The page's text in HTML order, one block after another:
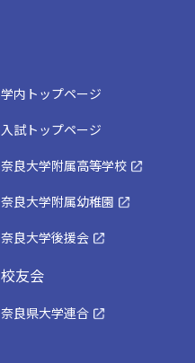
学内トップページ
入試トップページ
奈良大学附属高等学校
奈良大学附属幼稚園
奈良大学後援会
校友会
奈良県大学連合